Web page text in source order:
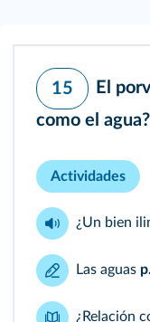
15
El
como el agua?
Actividades
¿Un bien
Las aguas
¿Relación